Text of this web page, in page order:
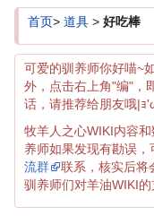
导搜
首页> 道具 > 好吃棒
可爱的驯养师你好喵~
外，点击右上角"编"，
话，请推荐给朋友哦|ｮ
牧羊人之心WIKI内容
养师如果发现有勘误
流群
联系，核实后将
驯养师们对羊油WIKI